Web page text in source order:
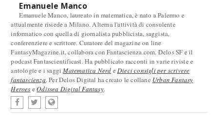
Emanuele Manco
Emanuele Manco, laureato in matematica, è nato a Palermo e
attualmente risiede a Milano. Alterna l'attività di consulente
informatico con quella di giornalista pubblicista, saggista,
conferenziere e scrittore. Curatore del magazine on line
FantasyMagazine.it, collabora con Fantascienza.com, Delos SF e il
podcast Fantascientificast. Ha pubblicato racconti in varie riviste e
antologie e i saggiMatematica Nerd eDieci consigli per scrivere
fantascienza. Per Delos Digital ha creato le collane Urban Fantasy
Heroes eOdissea Digital Fantasy.